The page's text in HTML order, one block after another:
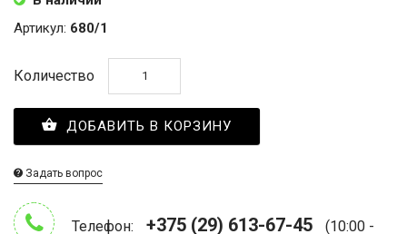
Артикул: 680/1
Количество
ДОБАВИТЬ В КОРЗИНУ
Задать вопрос
Телефон: +375 (29) 613-67-45
(10:00 -